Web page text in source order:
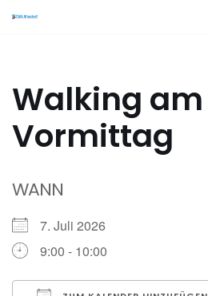
Walking am
Vormittag
WANN
7. Juli 2026
9:00 - 10:00